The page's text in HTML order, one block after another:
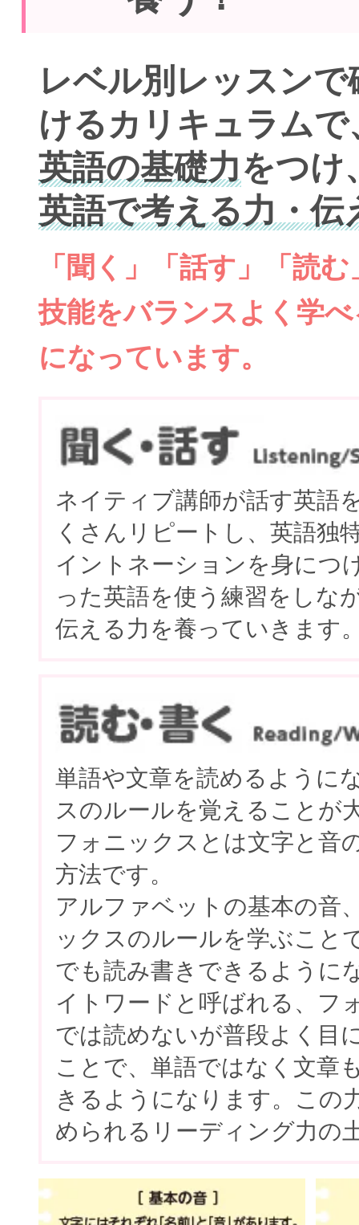
レベル別レッスン
けるカリキュラムで
英語の基礎力をつけ
英語で考える力・伝
「聞く」「話す」「読
技能をバランスよく学
になっています。
ネイティブ講師が話す英語
くさんリピートし、英語独
イントネーションを身につ
った英語を使う練習をしな
伝える力を養っていきます
単語や文章を読めるように
スのルールを覚えることが
フォニックスとは文字と音
方法です。
アルファベットの基本の音
ックスのルールを学ぶこと
でも読み書きできるように
イトワードと呼ばれる、フ
では読めないが普段よく目
ことで、単語ではなく文章
きるようになります。この
められるリーディング力の